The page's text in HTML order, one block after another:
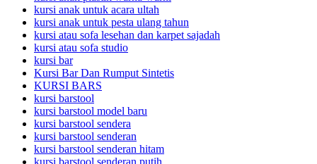
kursi anak untuk acara ultah
kursi anak untuk pesta ulang tahun
kursi atau sofa lesehan dan karpet sajadah
kursi atau sofa studio
kursi bar
Kursi Bar Dan Rumput Sintetis
KURSI BARS
kursi barstool
kursi barstool model baru
kursi barstool sendera
kursi barstool senderan
kursi barstool senderan hitam